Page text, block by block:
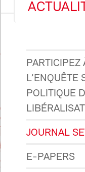
PARTICIPEZ
L’ENQUÊTE
POLITIQUE
JOURNAL
E-PAPERS